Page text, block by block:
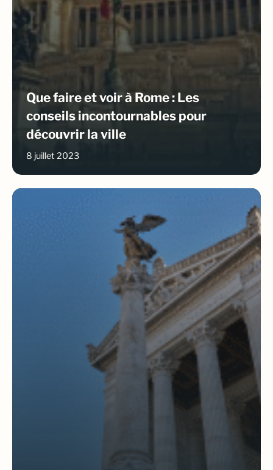
Que faire et voir à Rome : Les
conseils incontournables pour
découvrir la ville
8 juillet 2023